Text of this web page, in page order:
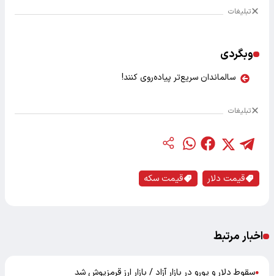
تبلیغات
وبگردی
سالماندان سریع‌تر پیاده‌روی کنند!
تبلیغات
قیمت دلار قیمت سکه
اخبار مرتبط
●سقوط دلار و یورو در بازار آزاد / بازار ارز قرمزپوش شد